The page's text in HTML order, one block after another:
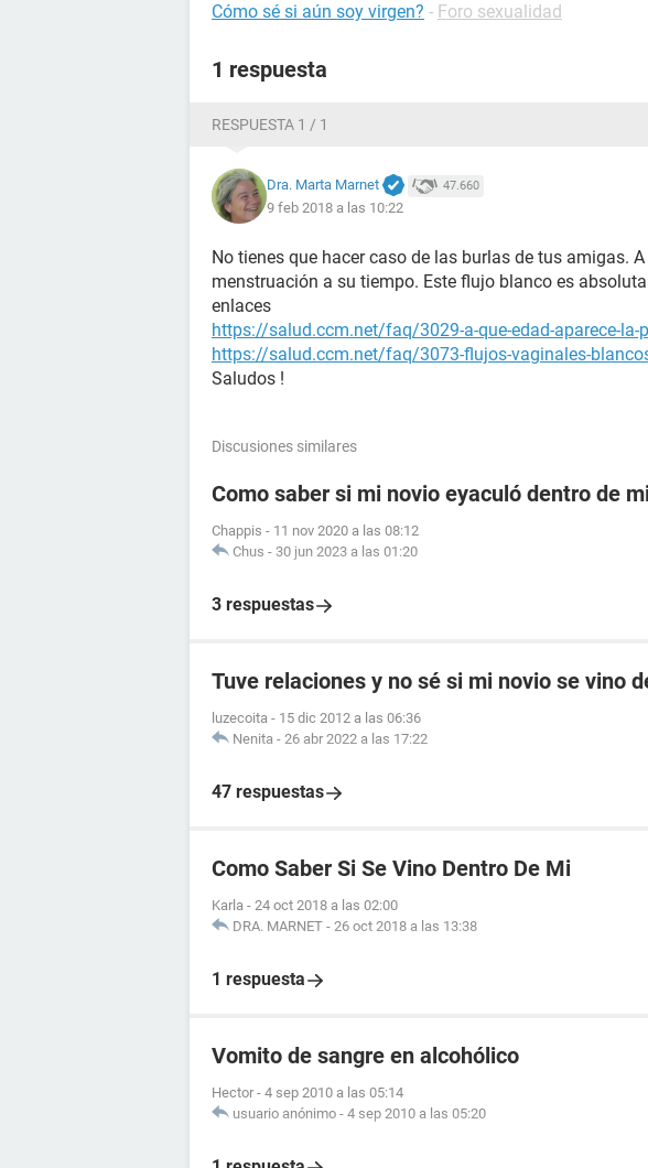
Cómo sé si aún soy virgen? - Foro sexualidad
1 respuesta
RESPUESTA 1 / 1
Dra. Marta Marnet 47.660
9 feb 2018 a las 10:22
No tienes que hacer caso de las burlas de tus amigas.
menstruación a su tiempo. Este flujo blanco es
enlaces
https://salud.ccm.net/faq/3029-a-que-edad-aparece-la-
https://salud.ccm.net/faq/3073-flujos-vaginales-
Saludos !
Discusiones similares
Como saber si mi novio eyaculó dentro de
Chappis - 11 nov 2020 a las 08:12
Chus - 30 jun 2023 a las 01:20
3 respuestas
Tuve relaciones y no sé si mi novio se vino
luzecoita - 15 dic 2012 a las 06:36
Nenita - 26 abr 2022 a las 17:22
47 respuestas
Como Saber Si Se Vino Dentro De Mi
Karla - 24 oct 2018 a las 02:00
DRA. MARNET - 26 oct 2018 a las 13:38
1 respuesta
Vomito de sangre en alcohólico
Hector - 4 sep 2010 a las 05:14
usuario anónimo - 4 sep 2010 a las 05:20